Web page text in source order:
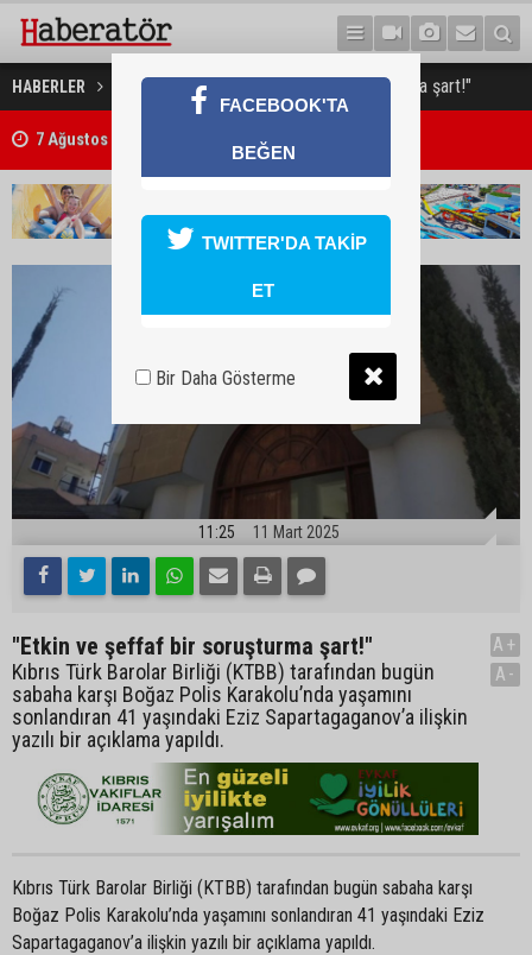
HABERLER GÜNDEM "Etkin ve şeffaf bir soruşturma şart!"
7 Ağustos 2026 Döviz Kurları
11:25 11 Mart 2025
"Etkin ve şeffaf bir soruşturma şart!"
Kıbrıs Türk Barolar Birliği (KTBB) tarafından bugün
sabaha karşı Boğaz Polis Karakolu’nda yaşamını
sonlandıran 41 yaşındaki Eziz Sapartagaganov’a ilişkin
yazılı bir açıklama yapıldı.
A+
A-
Kıbrıs Türk Barolar Birliği (KTBB) tarafından bugün sabaha karşı
Boğaz Polis Karakolu’nda yaşamını sonlandıran 41 yaşındaki Eziz
Sapartagaganov’a ilişkin yazılı bir açıklama yapıldı.
FACEBOOK'TA
BEĞEN
TWITTER'DA TAKİP
ET
Bir Daha Gösterme